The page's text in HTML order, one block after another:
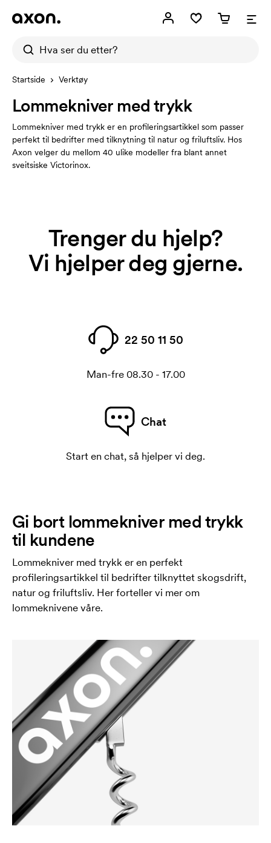
Startside Verktøy
Lommekniver med trykk
Lommekniver med trykk er en profileringsartikkel som passer
perfekt til bedrifter med tilknytning til natur og friluftsliv. Hos
Axon velger du mellom 40 ulike modeller fra blant annet
sveitsiske Victorinox.
Trenger du hjelp?
Vi hjelper deg gjerne.
22 50 11 50
Man-fre 08.30 - 17.00
Chat
Start en chat, så hjelper vi deg.
Gi bort lommekniver med trykk
til kundene
Lommekniver med trykk er en perfekt
profileringsartikkel til bedrifter tilknyttet skogsdrift,
natur og friluftsliv. Her forteller vi mer om
lommeknivene våre.